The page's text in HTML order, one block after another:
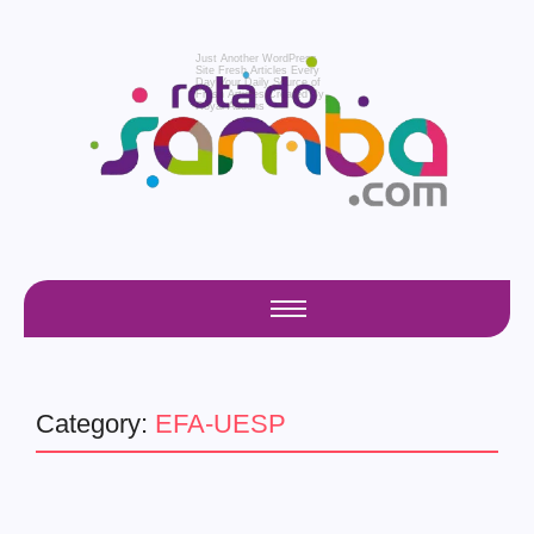
Just Another WordPress
Site Fresh Articles Every
Day
Your Daily Source of
Fresh Articles Created By
Royal Addons
Category: EFA-UESP